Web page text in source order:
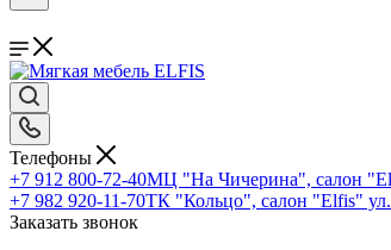
Телефоны
+7 912 800-72-40МЦ "На Чичерина", салон
+7 982 920-11-70ТК "Кольцо", салон "Elfis"
Заказать звонок